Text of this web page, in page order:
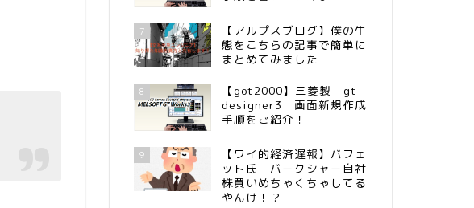
7
【アルプスブログ】僕の生
態をこちらの記事で簡単に
まとめてみました
8
【got2000】三菱製 gt
designer3 画面新規作成
手順をご紹介！
9
【ワイ的経済遅報】バフェ
ット氏 バークシャー自社
株買いめちゃくちゃしてる
やんけ！？